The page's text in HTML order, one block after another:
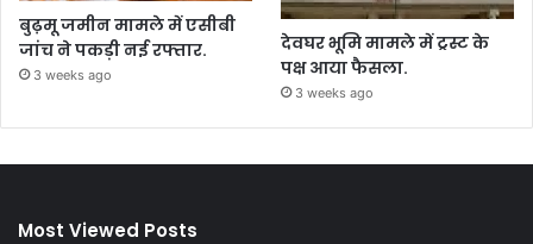
बुढ़मू जमीन मामले में एसीबी
जांच ने पकड़ी नई रफ्तार.
3 weeks ago
देवघर भूमि मामले में ट्रस्ट के
पक्ष आया फैसला.
3 weeks ago
Most Viewed Posts